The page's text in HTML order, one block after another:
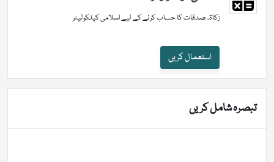
زکاۃ، صدقات کا حساب کرنے کے لیے اسلامی کیلکولیٹر
استعمال کریں
تبصرہ شامل کریں